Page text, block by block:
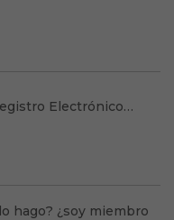
Electrónico…
hago? ¿soy miembro